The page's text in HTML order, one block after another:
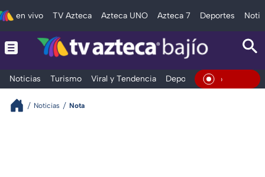
en vivo TV Azteca Azteca UNO Azteca 7 Deportes
Noticias Turismo Viral y Tendencia Deportes Espectáculos
En Vivo
Noticias Nota